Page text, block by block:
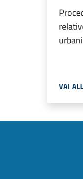
urbani
VAI